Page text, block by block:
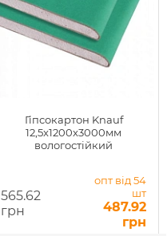
Гіпсокартон Knauf
12,5x1200x3000мм
вологостійкий
565.62
грн
опт від 54
шт
487.92
грн